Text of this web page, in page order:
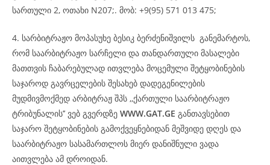
სართული 2, ოთახი N207;. მობ: +9(95) 571 013 475;
4. სარბიტრაჟო მოპასუხე ბესიკ ბერძენიშვილს განემარტოს,
რომ საარბიტრაჟო სარჩელი და თანდართული მასალები
მათთვის ჩაბარებულად ითვლება მოცემული შეტყობინების
საჯაროდ გავრცელების შესახებ დადეგენილების
მუდმივმოქმედ არბიტრაჟ შპს ,,ქართული საარბიტრაჟო
ტრიბუნალის’’ ვებ გვერდზე WWW.GAT.GE განთავსებით
საჯარო შეტყობინების გამოქვეყნებიდან მეშვიდე დღეს და
საარბიტრაჟო სასამართლოს მიერ დანიშნული ვადა
აითვლება ამ დროიდან.